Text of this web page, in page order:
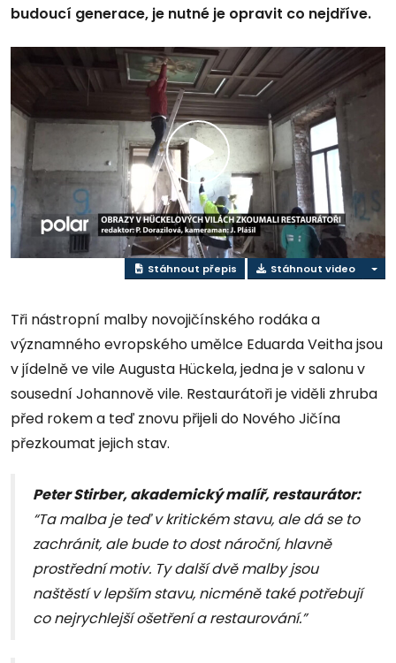
budoucí generace, je nutné je opravit co nejdříve.
Přehrát
video
Stáhnout přepis Stáhnout video
Tři nástropní malby novojičínského rodáka a
významného evropského umělce Eduarda Veitha jsou
v jídelně ve vile Augusta Hückela, jedna je v salonu v
sousední Johannově vile. Restaurátoři je viděli zhruba
před rokem a teď znovu přijeli do Nového Jičína
přezkoumat jejich stav.
Peter Stirber, akademický malíř, restaurátor:
“Ta malba je teď v kritickém stavu, ale dá se to
zachránit, ale bude to dost nároční, hlavně
prostřední motiv. Ty další dvě malby jsou
naštěstí v lepším stavu, nicméně také potřebují
co nejrychlejší ošetření a restaurování.”